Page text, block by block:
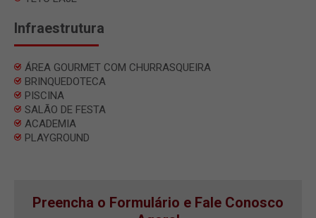
Infraestrutura
ÁREA GOURMET COM CHURRASQUEIRA
BRINQUEDOTECA
PISCINA
SALÃO DE FESTA
ACADEMIA
PLAYGROUND
Preencha o Formulário e Fale Conosco